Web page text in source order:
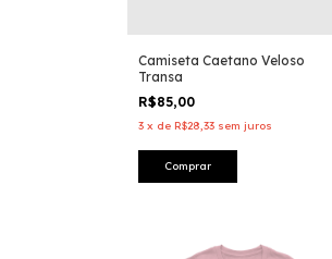
Camiseta Caetano Veloso
Transa
R$85,00
3 x de R$28,33 sem juros
Comprar